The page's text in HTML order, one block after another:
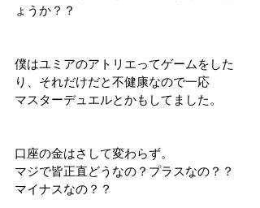
ょうか？？
僕はユミアのアトリエってゲームをした
り、それだけだと不健康なので一応
マスターデュエルとかもしてました。
口座の金はさして変わらず。
マジで皆正直どうなの？プラスなの？？
マイナスなの？？